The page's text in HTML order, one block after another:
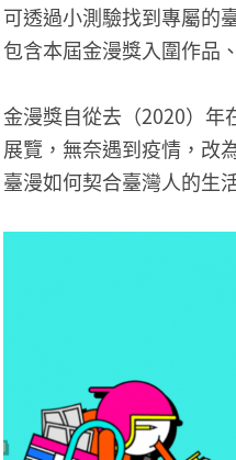
可透過小測驗找到專屬的
包含本屆金漫獎入圍作品
金漫獎自從去（2020）年
展覽，無奈遇到疫情，改
臺漫如何契合臺灣人的生